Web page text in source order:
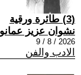
(3) طائرة ورقية
نشوان عزيز
2026 / 8 / 9
الادب والفن